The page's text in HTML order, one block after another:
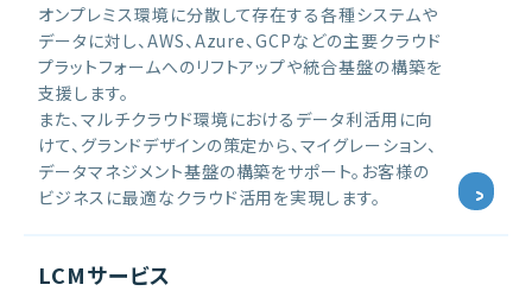
オンプレミス環境に分散して存在する各種システムや
データに対し、AWS、Azure、GCPなどの主要クラウド
プラットフォームへのリフトアップや統合基盤の構築を
支援します。
また、マルチクラウド環境におけるデータ利活用に向
けて、グランドデザインの策定から、マイグレーション、
データマネジメント基盤の構築をサポート。お客様の
ビジネスに最適なクラウド活用を実現します。
LCMサービス